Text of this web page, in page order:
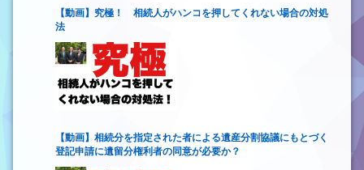
【動画】究極！ 相続人がハンコを押してくれない場合の対処
法
【動画】相続分を指定された者による遺産分割協議にもとづく
登記申請に遺留分権利者の同意が必要か？